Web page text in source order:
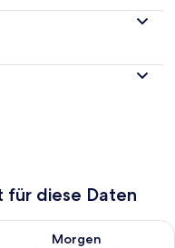
für diese Daten
Nacht, Aug. 6 - Aug. 7.
Morgen
die Verfügbarkeit